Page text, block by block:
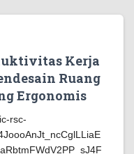
Kerja
Ruang
Ergonomis